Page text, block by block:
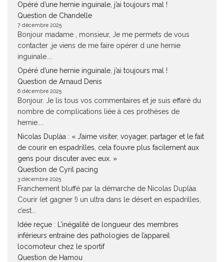
Opéré d’une hernie inguinale, j’ai toujours mal !
Question de Chandelle
7 décembre 2025
Bonjour madame , monsieur, Je me permets de vous
contacter ,je viens de me faire opérer d une hernie
inguinale....
Opéré d’une hernie inguinale, j’ai toujours mal !
Question de Arnaud Denis
6 décembre 2025
Bonjour. Je lis tous vos commentaires et je suis effaré du
nombre de complications liée à ces prothèses de
hernie....
Nicolas Duplàa : « J’aime visiter, voyager, partager et le fait
de courir en espadrilles, cela t’ouvre plus facilement aux
gens pour discuter avec eux. »
Question de Cyril pacing
3 décembre 2025
Franchement bluffé par la démarche de Nicolas Duplàa.
Courir (et gagner !) un ultra dans le désert en espadrilles,
c’est...
Idée reçue : L’inégalité de longueur des membres
inférieurs entraine des pathologies de l’appareil
locomoteur chez le sportif
Question de Hamou